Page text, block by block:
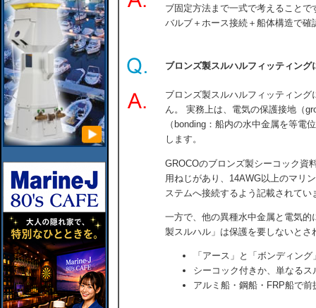
ブ固定方法まで一式で考えること
バルブ＋ホース接続＋船体構造で
ブロンズ製スルハルフィッティング
ブロンズ製スルハルフィッティン
ん。 実務上は、電気の保護接地（
（bonding：船内の水中金属を等電
します。
GROCOのブロンズ製シーコック資
用ねじがあり、14AWG以上のマリ
ステムへ接続するよう記載されてい
一方で、他の異種水中金属と電気
製スルハル」は保護を要しないとさ
「アース」と「ボンディン
シーコック付きか、単なる
アルミ船・鋼船・FRP船で前